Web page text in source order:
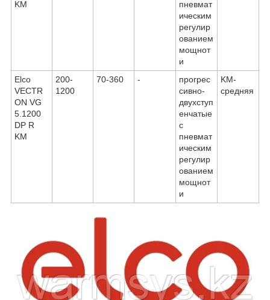
KM
пневмат
ическим
регулир
ованием
мощнот
и
Elco
VECTR
ON VG
5.1200
DP R
KM
200-
1200
70-360 -
прогрес
сивно-
двухступ
енчатые
с
пневмат
ическим
регулир
ованием
мощнот
и
KМ-
средняя